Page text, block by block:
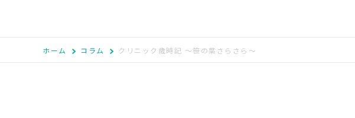
ホーム コラム クリニック歳時記 ～笹の葉さらさら～